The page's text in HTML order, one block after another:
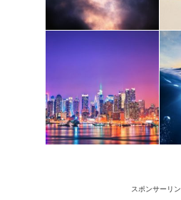
スポンサーリン